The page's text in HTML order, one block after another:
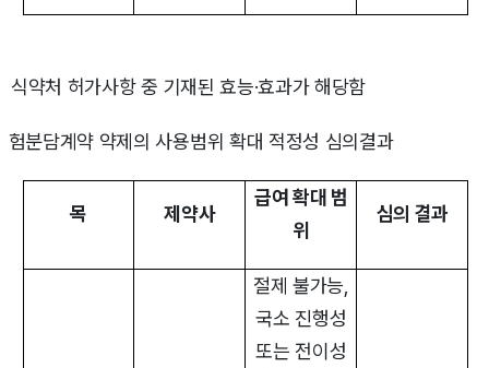
약처 허가사항 중 기재된 효능·효과가 해당함
험분담계약 약제의 사용범위 확대 적정성 심의결과
목 제약사
급여 확대 범
위
심의 결과
절제 불가능,
국소 진행성
또는 전이성